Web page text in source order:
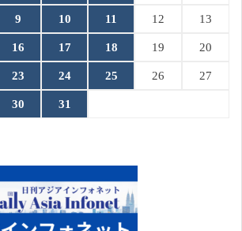
9 10 11 12 13
16 17 18 19 20
23 24 25 26 27
30
31